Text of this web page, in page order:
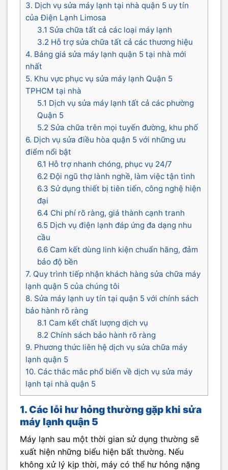
3. Dịch vụ sửa máy lạnh tại nhà quận 5 uy tín
của Điện Lạnh Limosa
3.1 Sửa chữa tất cả các loại máy lạnh
3.2 Hỗ trợ sửa chữa tất cả các thương hiệu
4. Bảng giá sửa máy lạnh quận 5 tại nhà mới
nhất
5. Khu vực phục vụ sửa máy lạnh Quận 5
TPHCM tại nhà
5.1 Dịch vụ sửa máy lạnh tất cả các phường
Quận 5
5.2 Sửa chữa trên mọi tuyến đường, khu phố
6. Dịch vụ sửa điều hòa quận 5 với những ưu
điểm nổi bật
6.1 Hỗ trợ nhanh chóng, phục vụ 24/7
6.2 Đội ngũ thợ lành nghề, làm việc tận tình
6.3 Sử dụng thiết bị tiên tiến, công nghệ hiện
đại
6.4 Chi phí rõ ràng, giá thành cạnh tranh
6.5 Dịch vụ điện lạnh đáp ứng đa dạng nhu
cầu
6.6 Cam kết dùng linh kiện chuẩn hãng, đảm
bảo độ bền
7. Quy trình tiếp nhận khách hàng sửa chữa máy
lạnh quận 5 của chúng tôi
8. Sửa máy lạnh uy tín tại quận 5 với chính sách
bảo hành rõ ràng
8.1 Cam kết chất lượng dịch vụ
8.2 Chính sách bảo hành rõ ràng
9. Phương thức liên hệ dịch vụ sửa chữa máy
lạnh quận 5
10. Các thắc mắc phổ biến về dịch vụ sửa máy
lạnh tại nhà quận 5
1. Các lỗi hư hỏng thường gặp khi sửa
máy lạnh quận 5
Máy lạnh sau một thời gian sử dụng thường sẽ
xuất hiện những biểu hiện bất thường. Nếu
không xử lý kịp thời, máy có thể hư hỏng nặng